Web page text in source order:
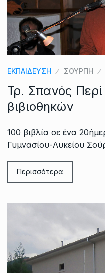
ΕΚΠΑΙΔΕΥΣΗ ΣΟΥΡΠΗ
Τρ. Σπανός Περί
βιβιοθηκών
100 βιβλία σε ένα
Γυμνασίου-Λυκείου
Περισσότερα